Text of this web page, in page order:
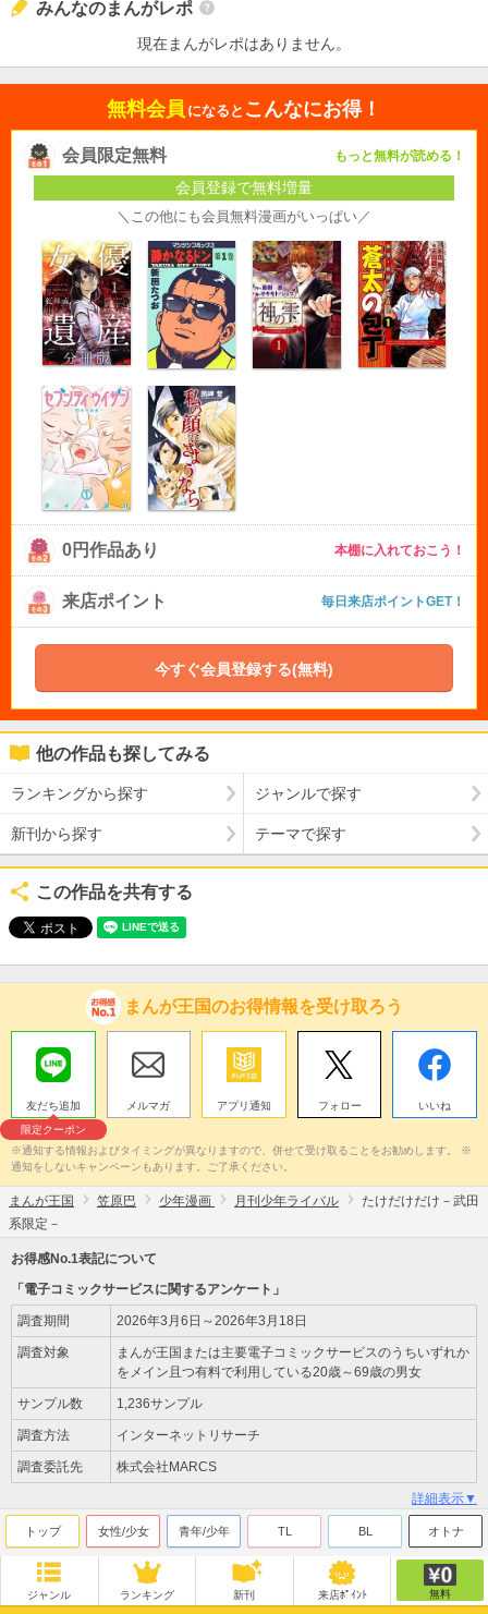
みんなのまんがレポ
現在まんがレポはありません。
無料会員 になると こんなにお得！
会員限定無料 もっと無料が読める！
会員登録で無料増量
＼この他にも会員無料漫画がいっぱい／
0円作品あり 本棚に入れておこう！
来店ポイント 毎日来店ポイントGET！
今すぐ会員登録する(無料)
他の作品も探してみる
ランキングから探す ジャンルで探す
新刊から探す テーマで探す
この作品を共有する
まんが王国のお得情報を受け取ろう
友だち追加
限定クーポン
メルマガ アプリ通知 フォロー いいね
※通知する情報およびタイミングが異なりますので、併せて受け取ることをお勧めします。 ※
通知をしないキャンペーンもあります。ご了承ください。
まんが王国 笠原巴 少年漫画 月刊少年ライバル
たけだけだけ－武田
系限定－
お得感No.1表記について
「電子コミックサービスに関するアンケート」
調査期間 2026年3月6日～2026年3月18日
調査対象
まんが王国または主要電子コミックサービスのうちいずれか
をメイン且つ有料で利用している20歳～69歳の男女
サンプル数 1,236サンプル
調査方法 インターネットリサーチ
調査委託先 株式会社MARCS
詳細表示▼
トップ 女性/少女 青年/少年 TL BL オトナ
ジャンル ランキング 新刊 来店ﾎﾟｲﾝﾄ 無料